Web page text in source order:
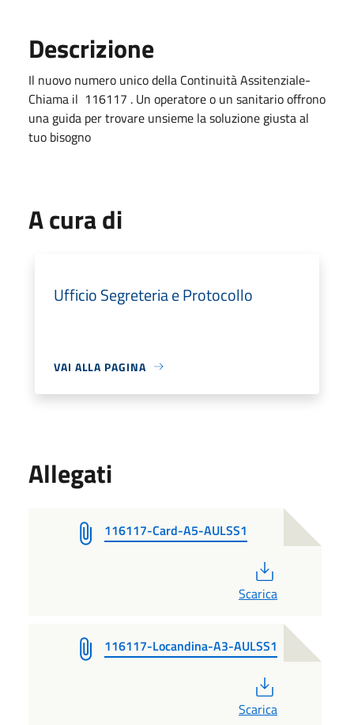
Descrizione
Il nuovo numero unico della Continuità Assitenziale-
Chiama il 116117 . Un operatore o un sanitario offrono
una guida per trovare unsieme la soluzione giusta al
tuo bisogno
A cura di
Ufficio Segreteria e Protocollo
VAI ALLA PAGINA
Allegati
116117-Card-A5-AULSS1
Scarica
116117-Locandina-A3-AULSS1
Scarica